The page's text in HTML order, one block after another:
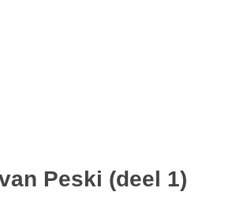
Peski (deel 1)